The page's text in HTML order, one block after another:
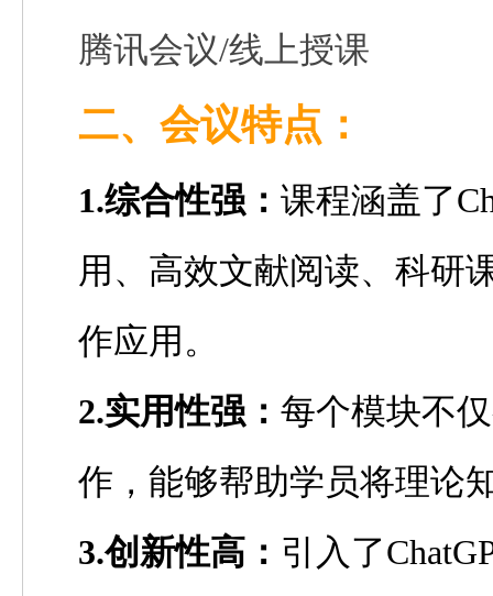
腾讯会议/线上授课
二、 会议特点：
1.综合性强： 课程涵盖了
用、高效文献阅读、科研
作应用。
2.实用性强： 每个模块不
作，能够帮助学员将理论
3.创新性高： 引入了